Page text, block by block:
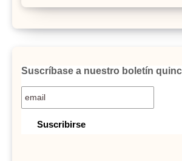
Suscríbase a nuestro boletín